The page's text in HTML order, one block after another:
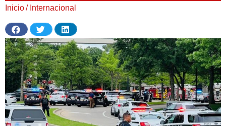
Inicio/ Internacional